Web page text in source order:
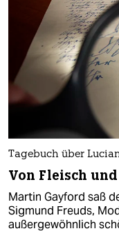
Tagebuch über
Von Fleisch
Martin Gayford saß
Sigmund Freuds,
außergewöhnlich